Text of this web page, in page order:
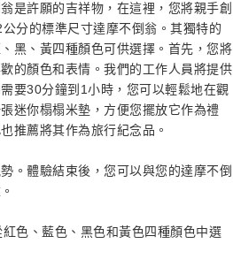
是許願的吉祥物，在這裡，您將親手創
分的標準尺寸達摩不倒翁。其獨特的
黑、黃四種顏色可供選擇。首先，您將
的顏色和表情。我們的工作人員將提供
要30分鐘到1小時，您可以輕鬆地在觀
迷你榻榻米墊，方便您擺放它作為禮
推薦將其作為旅行紀念品。
。體驗結束後，您可以與您的達摩不倒
色、藍色、黑色和黃色四種顏色中選